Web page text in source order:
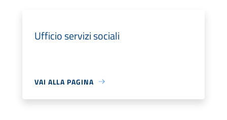
Ufficio servizi sociali
VAI ALLA PAGINA